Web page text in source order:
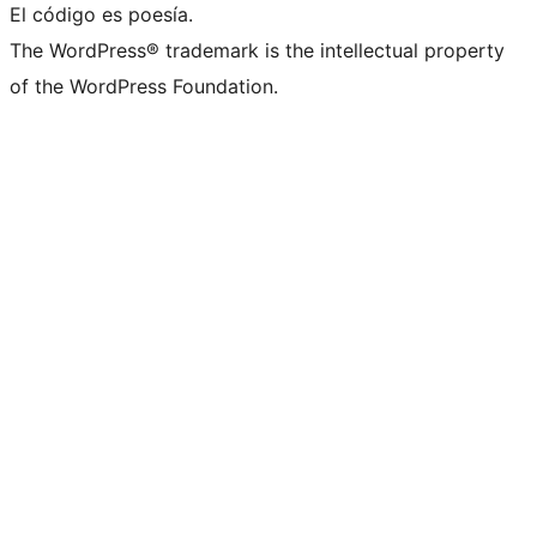
El código es poesía.
The WordPress® trademark is the intellectual property
of the WordPress Foundation.